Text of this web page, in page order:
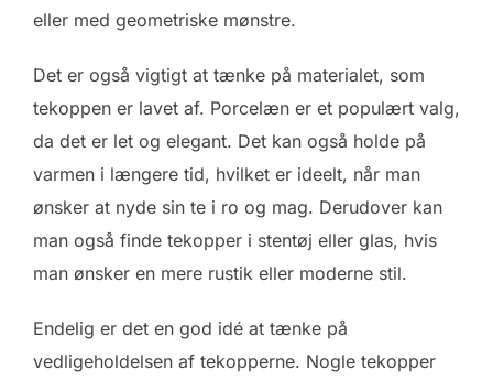
eller med geometriske mønstre.
Det er også vigtigt at tænke på materialet, som
tekoppen er lavet af. Porcelæn er et populært valg,
da det er let og elegant. Det kan også holde på
varmen i længere tid, hvilket er ideelt, når man
ønsker at nyde sin te i ro og mag. Derudover kan
man også finde tekopper i stentøj eller glas, hvis
man ønsker en mere rustik eller moderne stil.
Endelig er det en god idé at tænke på
vedligeholdelsen af tekopperne. Nogle tekopper